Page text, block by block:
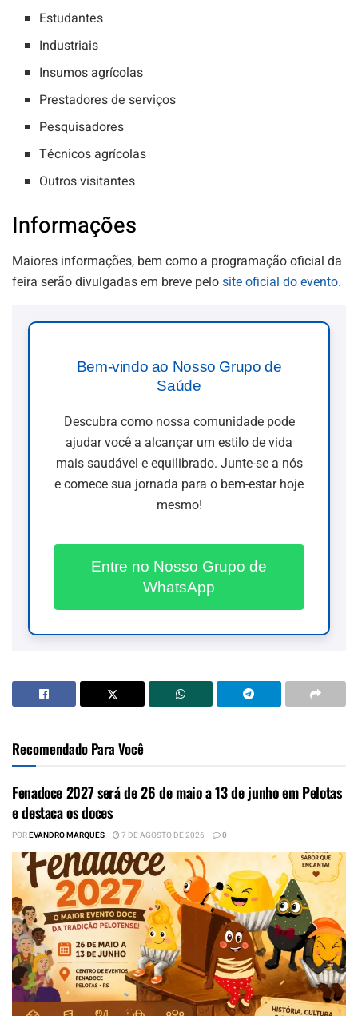
Estudantes
Industriais
Insumos agrícolas
Prestadores de serviços
Pesquisadores
Técnicos agrícolas
Outros visitantes
Informações
Maiores informações, bem como a programação oficial da
feira serão divulgadas em breve pelo site oficial do evento.
Bem-vindo ao Nosso Grupo de
Saúde
Descubra como nossa comunidade pode
ajudar você a alcançar um estilo de vida
mais saudável e equilibrado. Junte-se a nós
e comece sua jornada para o bem-estar hoje
mesmo!
Entre no Nosso Grupo de
WhatsApp
Recomendado Para Você
Fenadoce 2027 será de 26 de maio a 13 de junho em Pelotas
e destaca os doces
POREVANDRO MARQUES 7 DE AGOSTO DE 2026 0